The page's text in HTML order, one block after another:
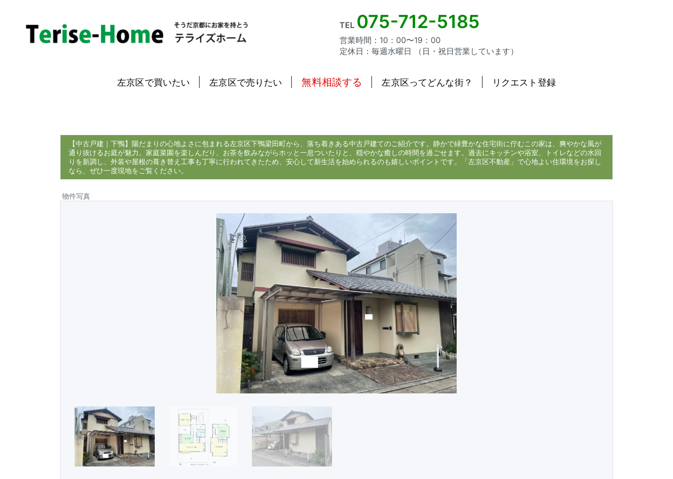
TEL 075-712-5185
営業時間：10：00〜19：00
定休日：毎週水曜日 （日・祝日営業しています）
左京区で買いたい 左京区で売りたい 無料相談する 左京区ってどんな街？ リクエスト登録
【中古戸建｜下鴨】陽だまりの心地よさに包まれる左京区下鴨梁田町から、落ち着きある中古戸建てのご紹介です。静かで緑豊かな住宅街に佇むこの家は、爽やかな風が
通り抜けるお庭が魅力。家庭菜園を楽しんだり、お茶を飲みながらホッと一息ついたりと、穏やかな癒しの時間を過ごせます。過去にキッチンや浴室、トイレなどの水回
りを新調し、外装や屋根の葺き替え工事も丁寧に行われてきたため、安心して新生活を始められるのも嬉しいポイントです。「左京区不動産」で心地よい住環境をお探し
なら、ぜひ一度現地をご覧ください。
物件写真